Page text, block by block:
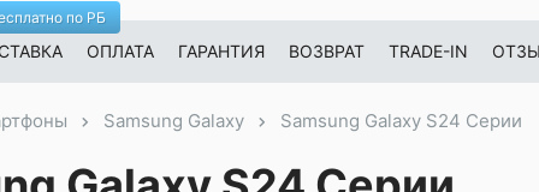
по РБ
ОПЛАТА ГАРАНТИЯ ВОЗВРАТ TRADE-IN
Samsung Galaxy Samsung Galaxy S24 Серии